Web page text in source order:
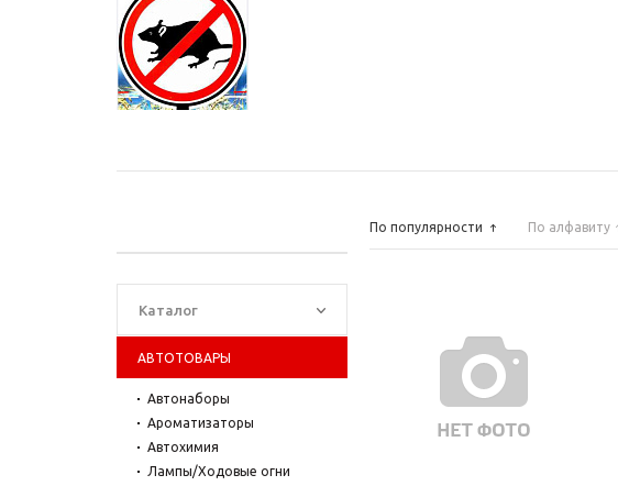
Каталог
АВТОТОВАРЫ
Автонаборы
Ароматизаторы
Автохимия
Лампы/Ходовые огни
По популярности По алфавиту